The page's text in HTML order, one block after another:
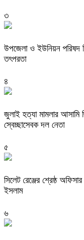
৩
উপজেলা ও ইউনিয়ন পরিষদ
তৎপরতা
৪
জুলাই হত্যা মামলার আসামি
স্বেচ্ছাসেবক দল নেতা
৫
‎সিলেট রেঞ্জের শ্রেষ্ঠ
ইসলাম
৬